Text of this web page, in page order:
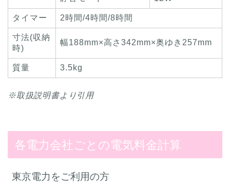
タイマー 2時間/4時間/8時間
寸法(収納
時)
幅188mm×高さ342mm×奥ゆき257mm
質量 3.5kg
※取扱説明書より引用
各電力会社ごとの電気料金計算
東京電力をご利用の方